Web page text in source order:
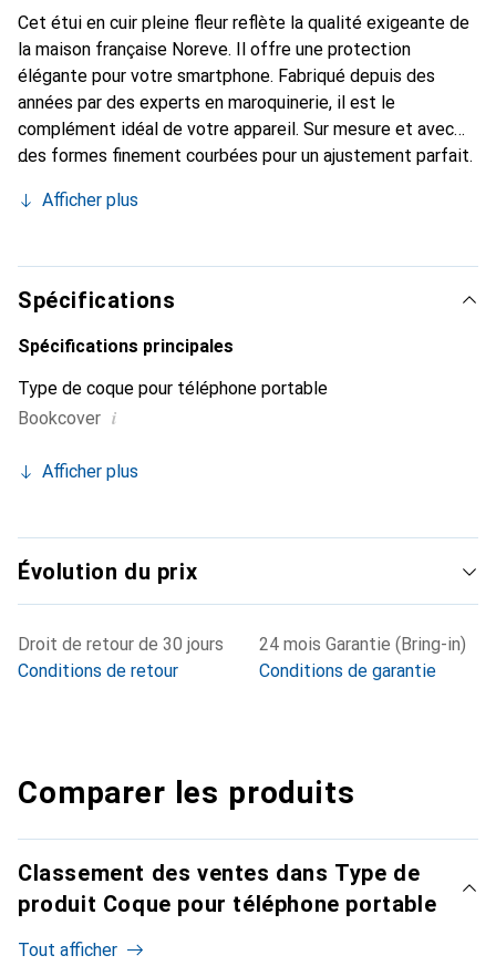
Cet étui en cuir pleine fleur reflète la qualité exigeante de
la maison française Noreve. Il offre une protection
élégante pour votre smartphone. Fabriqué depuis des
années par des experts en maroquinerie, il est le
complément idéal de votre appareil. Sur mesure et avec
des formes finement courbées pour un ajustement parfait.
smartphone. La marque Noreve est reconnue
est toujours un bon choix pour le client exigeant.
Afficher plus
Spécifications
Spécifications principales
Type de coque pour téléphone portable
Bookcover i
Afficher plus
Évolution du prix
Droit de retour de 30 jours
Conditions de retour
24 mois Garantie (Bring-in)
Conditions de garantie
Comparer les produits
Classement des ventes dans Type de
produit Coque pour téléphone portable
Tout afficher